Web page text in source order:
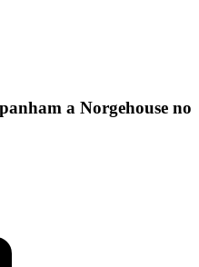
a Norgehouse no